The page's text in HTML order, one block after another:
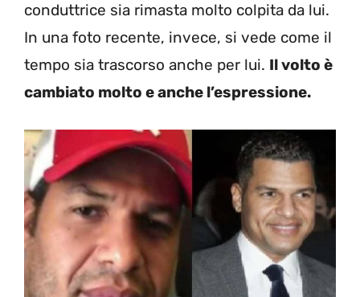
conduttrice sia rimasta molto colpita da lui.
In una foto recente, invece, si vede come il
tempo sia trascorso anche per lui. Il volto è
cambiato molto e anche l’espressione.